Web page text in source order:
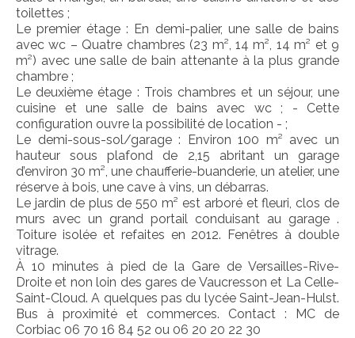
toilettes ;
Le premier étage : En demi-palier, une salle de bains
avec wc – Quatre chambres (23 m², 14 m², 14 m² et 9
m²) avec une salle de bain attenante à la plus grande
chambre ;
Le deuxième étage : Trois chambres et un séjour, une
cuisine et une salle de bains avec wc ; - Cette
configuration ouvre la possibilité de location - ;
Le demi-sous-sol/garage : Environ 100 m² avec un
hauteur sous plafond de 2,15 abritant un garage
d’environ 30 m², une chaufferie-buanderie, un atelier, une
réserve à bois, une cave à vins, un débarras.
Le jardin de plus de 550 m² est arboré et fleuri, clos de
murs avec un grand portail conduisant au garage .
Toiture isolée et refaites en 2012. Fenêtres à double
vitrage.
À 10 minutes à pied de la Gare de Versailles-Rive-
Droite et non loin des gares de Vaucresson et La Celle-
Saint-Cloud. A quelques pas du lycée Saint-Jean-Hulst.
Bus à proximité et commerces. Contact : MC de
Corbiac 06 70 16 84 52 ou 06 20 20 22 30